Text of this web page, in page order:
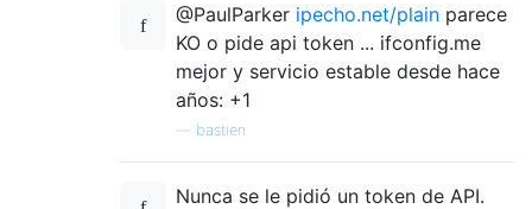
@PaulParker ipecho.net/plain parece
KO o pide api token ... ifconfig.me
mejor y servicio estable desde hace
años: +1
bastien
Nunca se le pidió un token de API.